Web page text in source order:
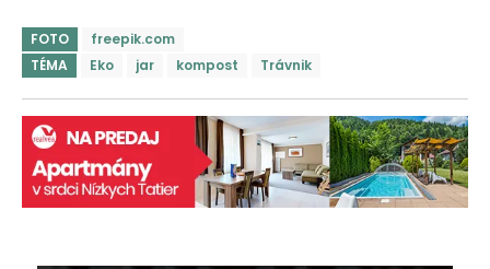
FOTO
freepik.com
TÉMA
Eko jar kompost Trávnik